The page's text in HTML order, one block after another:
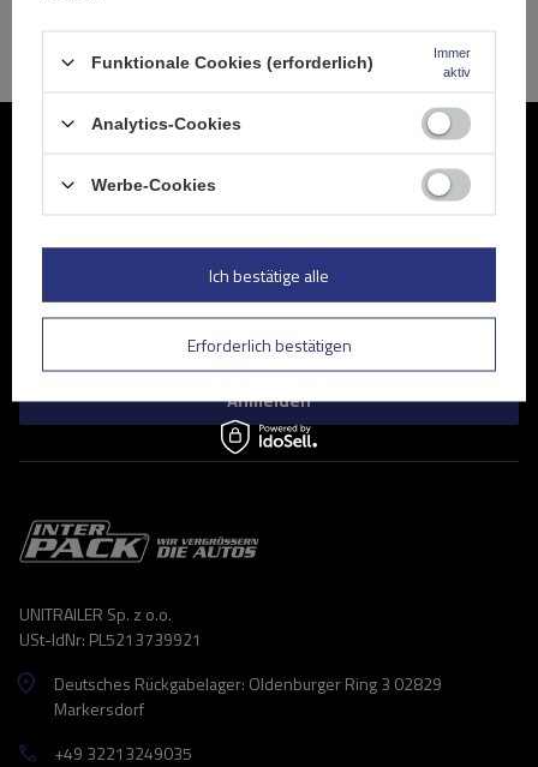
Abonnieren Sie unseren Newsletter, um regelmäßig über
Kontaktformular Ich stimme der Verarbeitung meiner im Kontaktformular enthaltenen personenbezogenen Daten gemäß der Verordnung (EU) des Europäischen Parlaments und des Rates zu.
Anmelden
UNITRAILER Sp. z o.o.
USt-IdNr: PL5213739921
Deutsches Rückgabelager: Oldenburger Ring 3 02829
Markersdorf
+49 32213249035
Funktionale Cookies (erforderlich)
Immer
aktiv
Analytics-Cookies
Werbe-Cookies
Erforderlich bestätigen
Ich bestätige alle